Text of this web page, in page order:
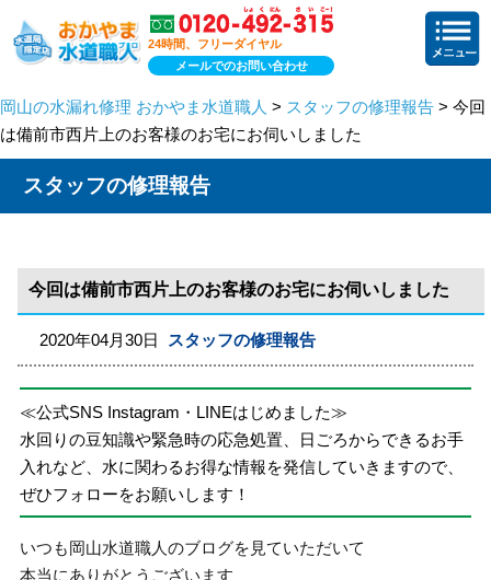
24時間、フリーダイヤル
メールでのお問い合わせ
岡山の水漏れ修理 おかやま水道職人 > スタッフの修理報告 > 今回
は備前市西片上のお客様のお宅にお伺いしました
スタッフの修理報告
今回は備前市西片上のお客様のお宅にお伺いしました
2020年04月30日 スタッフの修理報告
≪公式SNS Instagram・LINEはじめました≫
水回りの豆知識や緊急時の応急処置、日ごろからできるお手
入れなど、水に関わるお得な情報を発信していきますので、
ぜひフォローをお願いします！
いつも岡山水道職人のブログを見ていただいて
本当にありがとうございます